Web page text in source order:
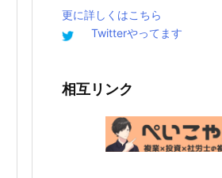
更に詳しくはこちら
Twitterやってます
相互リンク